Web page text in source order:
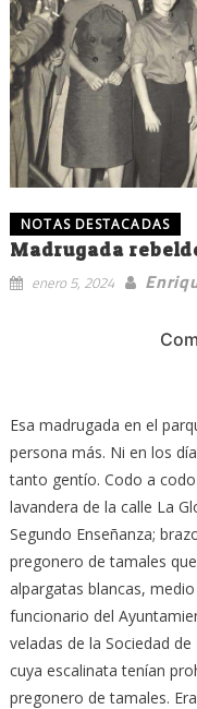
NOTAS DESTACADAS
Madrugada
enero 5, 2024
Esa madrugada en el
persona más. Ni en los
tanto gentío. Codo a
lavandera de la calle La
Segundo Enseñanza;
pregonero de tamales
alpargatas blancas,
funcionario del
veladas de la Sociedad
cuya escalinata tenían
pregonero de tamales.